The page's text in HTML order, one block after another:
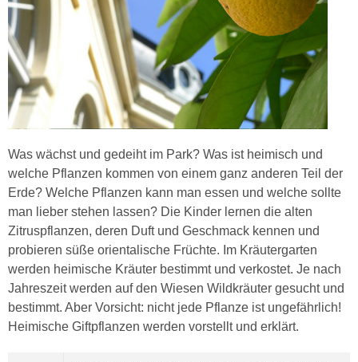
Was wächst und gedeiht im Park? Was ist heimisch und
welche Pflanzen kommen von einem ganz anderen Teil der
Erde? Welche Pflanzen kann man essen und welche sollte
man lieber stehen lassen? Die Kinder lernen die alten
Zitruspflanzen, deren Duft und Geschmack kennen und
probieren süße orientalische Früchte. Im Kräutergarten
werden heimische Kräuter bestimmt und verkostet. Je nach
Jahreszeit werden auf den Wiesen Wildkräuter gesucht und
bestimmt. Aber Vorsicht: nicht jede Pflanze ist ungefährlich!
Heimische Giftpflanzen werden vorstellt und erklärt.